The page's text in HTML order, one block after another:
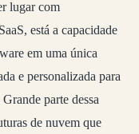
lugar com
está a capacidade
em uma única
e personalizada para
parte dessa
de nuvem que